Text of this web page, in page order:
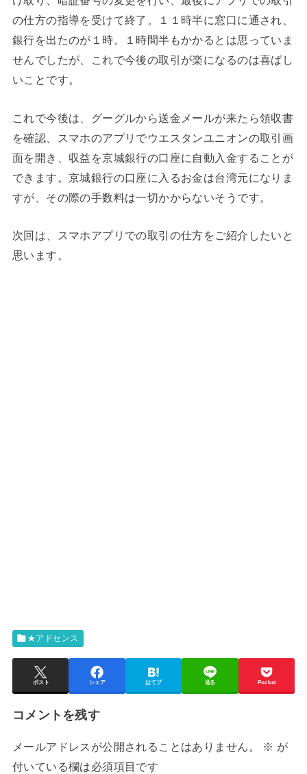
の仕方の指導を受けて終了。１１時半に窓口に通され、
銀行を出たのが１時。１時間半もかかるとは思っていま
せんでしたが、これで今後の取引が楽になるのは喜ばし
いことです。
これで今後は、グーグルから送金メールが来たら領収書
を確認、スマホのアプリでウエスタンユニオンの取引画
面を開き、収益を京城銀行の口座に自動入金することが
できます。京城銀行の口座に入るお金は台湾元になりま
すが、その際の手数料は一切かからないそうです。
次回は、スマホアプリでの取引の仕方をご紹介したいと
思います。
★アドセンス
ポスト シェア はてブ 送る Pocket
コメントを残す
メールアドレスが公開されることはありません。 ※ が
付いている欄は必須項目です